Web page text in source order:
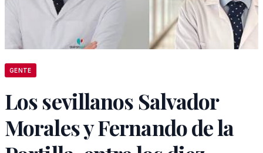
GENTE
Los sevillanos Salvador
Morales y Fernando de la